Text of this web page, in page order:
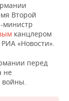
Второй
министр
канцлером
РИА «Новости».
перед
не
войны.